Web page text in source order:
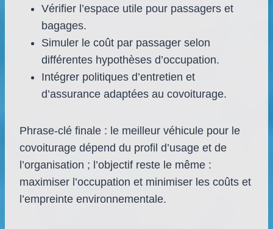
Vérifier l’espace utile pour passagers et
bagages.
Simuler le coût par passager selon
différentes hypothèses d’occupation.
Intégrer politiques d’entretien et
d’assurance adaptées au covoiturage.
Phrase-clé finale : le meilleur véhicule pour le
covoiturage dépend du profil d’usage et de
l’organisation ; l’objectif reste le même :
maximiser l’occupation et minimiser les coûts et
l’empreinte environnementale.